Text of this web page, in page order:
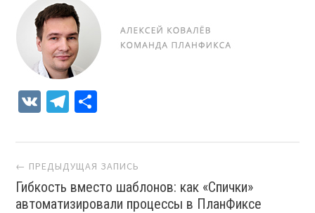
VK Telegram
Навигация
← ПРЕДЫДУЩАЯ ЗАПИСЬ
Гибкость вместо шаблонов: как «Спички»
автоматизировали процессы в ПланФиксе